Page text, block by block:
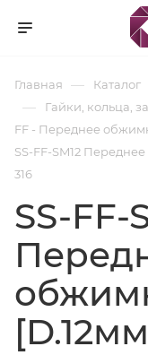
Главная — Каталог
— Гайки, кольца,
FF - Переднее
SS-FF-SM12
316
SS-FF-